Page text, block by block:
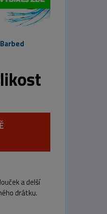
a delší
drátku.